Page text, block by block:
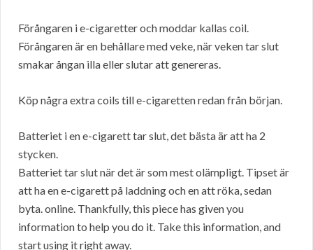
Förångaren i e-cigaretter och moddar kallas coil.
Förångaren är en behållare med veke, när veken tar slut
smakar ångan illa eller slutar att genereras.
Köp några extra coils till e-cigaretten redan från början.
Batteriet i en e-cigarett tar slut, det bästa är att ha 2
stycken.
Batteriet tar slut när det är som mest olämpligt. Tipset är
att ha en e-cigarett på laddning och en att röka, sedan
byta. online. Thankfully, this piece has given you
information to help you do it. Take this information, and
start using it right away.